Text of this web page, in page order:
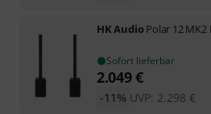
HK AudioPolar 12 MK2
Sofort lieferbar
2.049€
UVP: 2.298 €
-11%